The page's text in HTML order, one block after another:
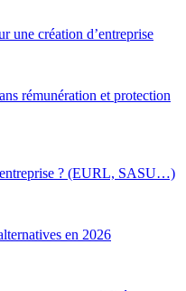
une création d’entreprise
rémunération et protection
entreprise ? (EURL, SASU…)
en 2026